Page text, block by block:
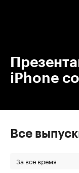
iPhone
Все
За все время